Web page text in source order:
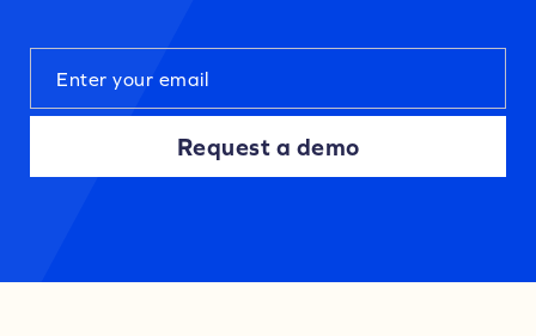
Request a demo